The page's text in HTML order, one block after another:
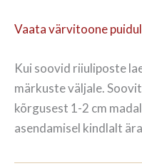
Vaata värvitoone
Kui soovid riiuliposte
märkuste väljale.
kõrgusest 1-2 cm
asendamisel kindlalt